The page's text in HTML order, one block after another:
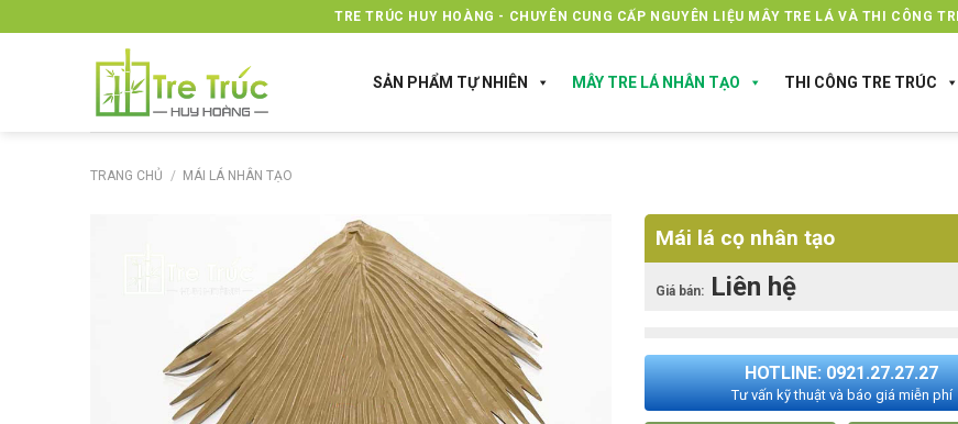
to
TRE TRÚC HUY HOÀNG - CHUYÊN CUNG CẤP NGUYÊN LIỆU MÂY TRE LÁ VÀ THI CÔNG
SẢN PHẨM TỰ NHIÊN MÂY TRE LÁ NHÂN TẠO THI CÔNG TRE TRÚC
TRANG CHỦ / MÁI LÁ NHÂN TẠO
Mái lá cọ nhân tạo
Giá bán: Liên hệ
HOTLINE: 0921.27.27.27
Tư vấn kỹ thuật và báo giá miễn phí